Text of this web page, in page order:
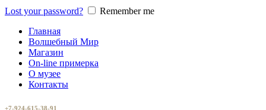
Lost your password?
Remember me
Главная
Волшебный Мир
Магазин
On-line примерка
О музее
Контакты
+7-924-615-38-91